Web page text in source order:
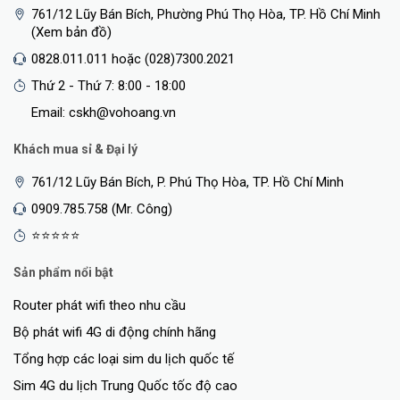
Processor
APQ8053 8 Core with 3 GB
Networking Interface
9VDC, 2A
Max. Power Consumption 12.95W (PoE); USB-C Power
761/12 Lũy Bán Bích, Phường Phú Thọ Hòa, TP. Hồ Chí Minh
(Xem bản đồ)
0828.011.011 hoặc (028)7300.2021
Thứ 2 - Thứ 7: 8:00 - 18:00
Email: cskh@vohoang.vn
Khách mua sỉ & Đại lý
761/12 Lũy Bán Bích, P. Phú Thọ Hòa, TP. Hồ Chí Minh
0909.785.758 (Mr. Công)
⭐⭐⭐⭐⭐
Sản phẩm nổi bật
Router phát wifi theo nhu cầu
Bộ phát wifi 4G di động chính hãng
Tổng hợp các loại sim du lịch quốc tế
Sim 4G du lịch Trung Quốc tốc độ cao